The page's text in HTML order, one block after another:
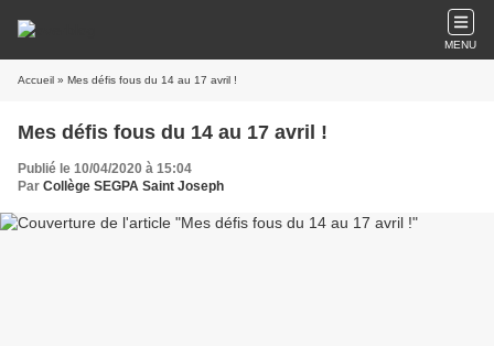
MENU
Accueil » Mes défis fous du 14 au 17 avril !
Mes défis fous du 14 au 17 avril !
Publié le 10/04/2020 à 15:04
Par Collège SEGPA Saint Joseph